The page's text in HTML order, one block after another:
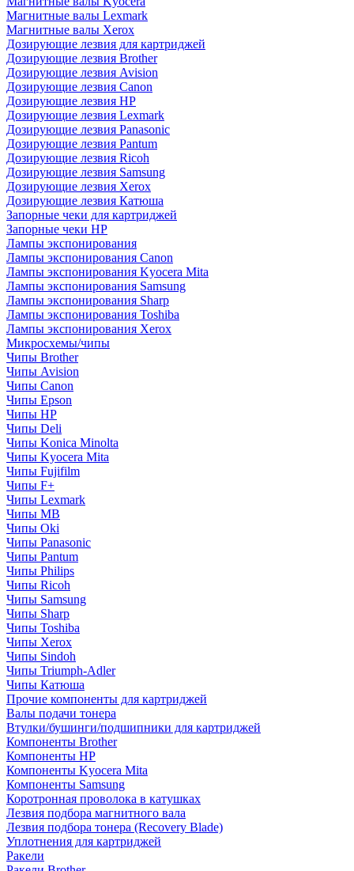
Магнитные валы Lexmark
Магнитные валы Xerox
Дозирующие лезвия для картриджей
Дозирующие лезвия Brother
Дозирующие лезвия Avision
Дозирующие лезвия Canon
Дозирующие лезвия HP
Дозирующие лезвия Lexmark
Дозирующие лезвия Panasonic
Дозирующие лезвия Pantum
Дозирующие лезвия Ricoh
Дозирующие лезвия Samsung
Дозирующие лезвия Xerox
Дозирующие лезвия Катюша
Запорные чеки для картриджей
Запорные чеки HP
Лампы экспонирования
Лампы экспонирования Canon
Лампы экспонирования Kyocera Mita
Лампы экспонирования Samsung
Лампы экспонирования Sharp
Лампы экспонирования Toshiba
Лампы экспонирования Xerox
Микросхемы/чипы
Чипы Brother
Чипы Avision
Чипы Canon
Чипы Epson
Чипы HP
Чипы Deli
Чипы Konica Minolta
Чипы Kyocera Mita
Чипы Fujifilm
Чипы F+
Чипы Lexmark
Чипы MB
Чипы Oki
Чипы Panasonic
Чипы Pantum
Чипы Philips
Чипы Ricoh
Чипы Samsung
Чипы Sharp
Чипы Toshiba
Чипы Xerox
Чипы Sindoh
Чипы Triumph-Adler
Чипы Катюша
Прочие компоненты для картриджей
Валы подачи тонера
Втулки/бушинги/подшипники для картриджей
Компоненты Brother
Компоненты HP
Компоненты Kyocera Mita
Компоненты Samsung
Коротронная проволока в катушках
Лезвия подбора магнитного вала
Лезвия подбора тонера (Recovery Blade)
Уплотнения для картриджей
Ракели